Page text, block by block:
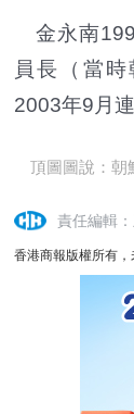
金永南
員長（當
2003年9月
頂圖圖說：朝
責任編輯
香港商報版權所有，